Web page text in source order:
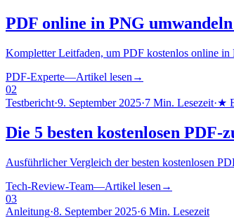
PDF online in PNG
Kompletter Leitfaden, um PDF kostenlos online
PDF-Experte—Artikel lesen →
02
Testbericht·9. September 2025·7 Min. Lesezeit·★
Die 5 besten kostenlosen
Ausführlicher Vergleich der besten kostenlosen
Tech-Review-Team—Artikel lesen →
03
Anleitung·8. September 2025·6 Min. Lesezeit